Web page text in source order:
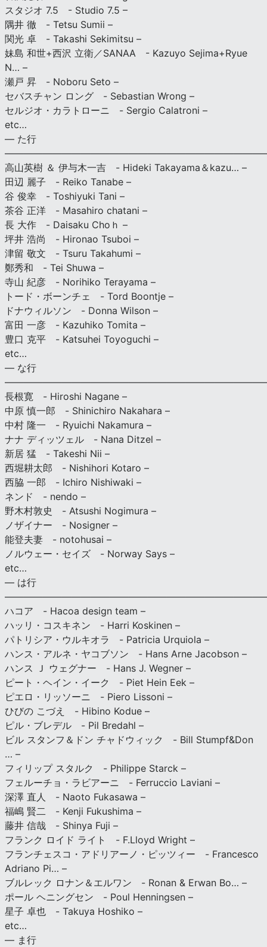
スタジオ 7.5 - Studio 7.5 –
隅井 徹 - Tetsu Sumii –
関光 卓 - Takashi Sekimitsu –
妹島 和世+西沢 立衛／SANAA - Kazuyo Sejima+Ryue
N… –
瀬戸 昇 - Noboru Seto –
セバスチャン ロング - Sebastian Wrong –
セルジオ・カラトローニ - Sergio Calatroni –
etc…
— た行
高山英樹 ＆ 伊与木一吉 - Hideki Takayama＆kazu… –
田辺 麗子 - Reiko Tanabe –
谷 俊幸 - Toshiyuki Tani –
茶谷 正洋 - Masahiro chatani –
長 大作 - Daisaku Choｈ –
坪井 浩尚 - Hironao Tsuboi –
津留 敬文 - Tsuru Takahumi –
鄭秀和 - Tei Shuwa –
寺山 紀彦 - Norihiko Terayama –
トード・ボーンチェ - Tord Boontje –
ドナウィルソン - Donna Wilson –
富田 一彦 - Kazuhiko Tomita –
豊口 克平 - Katsuhei Toyoguchi –
etc…
— な行
長根寛 - Hiroshi Nagane –
中原 慎一郎 - Shinichiro Nakahara –
中村 隆一 - Ryuichi Nakamura –
ナナ ディッツェル - Nana Ditzel –
新居 猛 - Takeshi Nii –
西堀耕太郎 - Nishihori Kotaro –
西脇 一郎 - Ichiro Nishiwaki –
ネンド - nendo –
野木村敦史 - Atsushi Nogimura –
ノザイナー - Nosigner –
能登夫妻 - notohusai –
ノルウェー・セイズ - Norway Says –
etc…
— は行
ハコア - Hacoa design team –
ハッリ・コスキネン - Harri Koskinen –
パトリシア・ウルキオラ - Patricia Urquiola –
ハンス・アルネ・ヤコブソン - Hans Arne Jacobson –
ハンス Ｊ ウェグナー - Hans J. Wegner –
ピート・ヘイン・イーク - Piet Hein Eek –
ピエロ・リッソーニ - Piero Lissoni –
ひびの こづえ - Hibino Kodue –
ピル・ブレデル - Pil Bredahl –
ビル スタンフ＆ドン チャドウィック - Bill Stumpf&Don
… –
フィリップ スタルク - Philippe Starck –
フェルーチョ・ラビアーニ - Ferruccio Laviani –
深澤 直人 - Naoto Fukasawa –
福嶋 賢二 - Kenji Fukushima –
藤井 信哉 - Shinya Fuji –
フランク ロイド ライト - F.Lloyd Wright –
フランチェスコ・アドリアーノ・ピッツィー - Francesco
Adriano Pi… –
ブルレック ロナン＆エルワン - Ronan & Erwan Bo… –
ポール ヘニングセン - Poul Henningsen –
星子 卓也 - Takuya Hoshiko –
etc…
— ま行